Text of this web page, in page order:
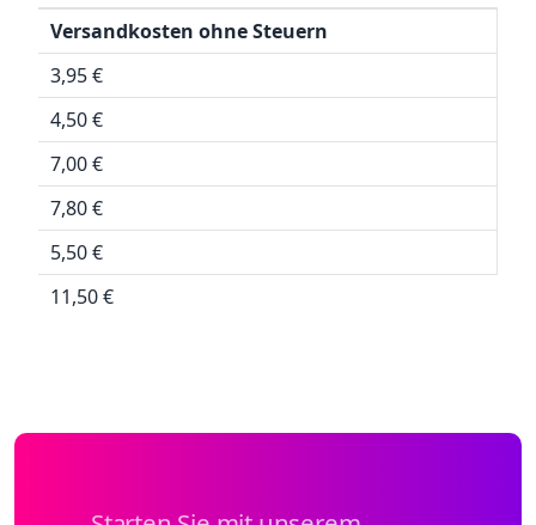
Versandkosten ohne Steuern
3,95 €
4,50 €
7,00 €
7,80 €
5,50 €
11,50 €